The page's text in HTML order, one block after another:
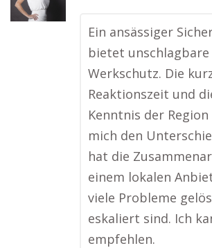
Ein ansässiger
bietet
Werkschutz. Die
Reaktionszeit und
Kenntnis der
mich den
hat die
einem lokalen
viele Probleme
eskaliert sind. Ich
empfehlen.